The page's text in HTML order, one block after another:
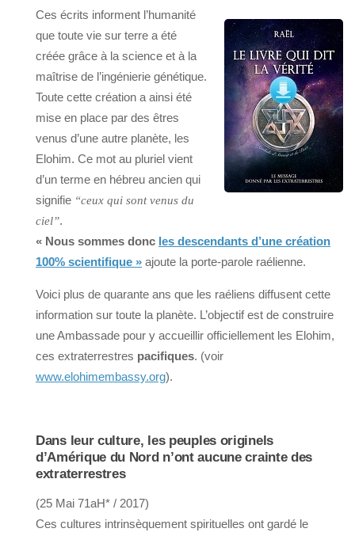
Ces écrits informent l’humanité
que toute vie sur terre a été
créée grâce à la science et à la
maîtrise de l’ingénierie génétique.
Toute cette création a ainsi été
mise en place par des êtres
venus d’une autre planète, les
Elohim. Ce mot au pluriel vient
d’un terme en hébreu ancien qui
signifie “ceux qui sont venus du
ciel”.
« Nous sommes donc les descendants d’une création
100% scientifique » ajoute la porte-parole raélienne.
Voici plus de quarante ans que les raéliens diffusent cette
information sur toute la planète. L’objectif est de construire
une Ambassade pour y accueillir officiellement les Elohim,
ces extraterrestres pacifiques. (voir
www.elohimembassy.org).
Dans leur culture, les peuples originels
d’Amérique du Nord n’ont aucune crainte des
extraterrestres
(25 Mai 71aH* / 2017)
Ces cultures intrinsèquement spirituelles ont gardé le